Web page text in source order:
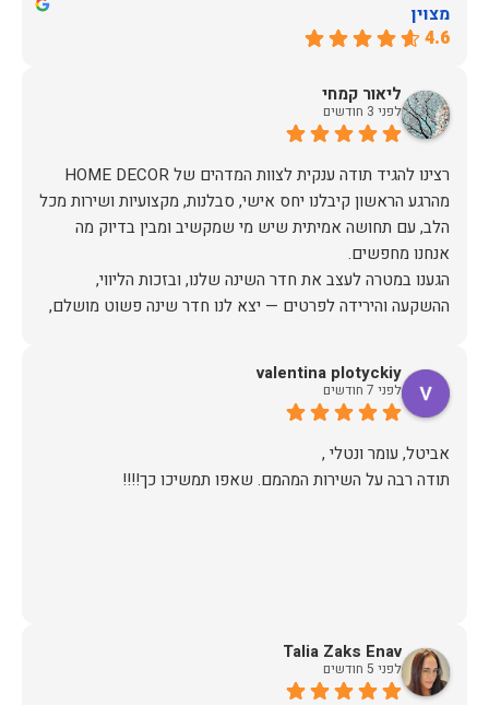
מצוין
4.6
ליאור קמחי
לפני 3 חודשים
מהרגע הראשון קיבלנו יחס אישי, סבלנות, מקצועיות ושירות מכל
הלב, עם תחושה אמיתית שיש מי שמקשיב ומבין בדיוק מה
הגענו במטרה לעצב את חדר השינה שלנו, ובזכות הליווי,
ההשקעה והירידה לפרטים — יצא לנו חדר שינה פשוט מושלם,
אין ספק שעשינו את הבחירה הנכונה. ממליצים מכל הלב לכל מי
valentina plotyckiy
לפני 7 חודשים
תודה רבה על השירות המהמם. שאפו תמשיכו כך!!!!
Talia Zaks Enav
לפני 5 חודשים